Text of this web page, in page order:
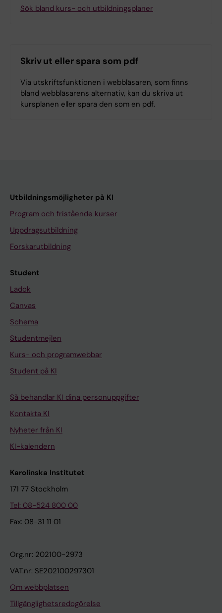
Sök bland kurs- och utbildningsplaner
Skriv ut eller spara som pdf
Via utskriftsfunktionen i webbläsaren, som finns
bland webbläsarens alternativ, kan du skriva ut
kursplanen eller spara den som en pdf.
Utbildningsmöjligheter på KI
Program och fristående kurser
Uppdragsutbildning
Forskarutbildning
Student
Ladok
Canvas
Schema
Studentmejlen
Kurs- och programwebbar
Student på KI
Så behandlar KI dina personuppgifter
Kontakta KI
Nyheter från KI
KI-kalendern
Karolinska Institutet
171 77 Stockholm
Tel: 08-524 800 00
Fax: 08-31 11 01
Org.nr: 202100-2973
VAT.nr: SE202100297301
Om webbplatsen
Tillgänglighetsredogörelse